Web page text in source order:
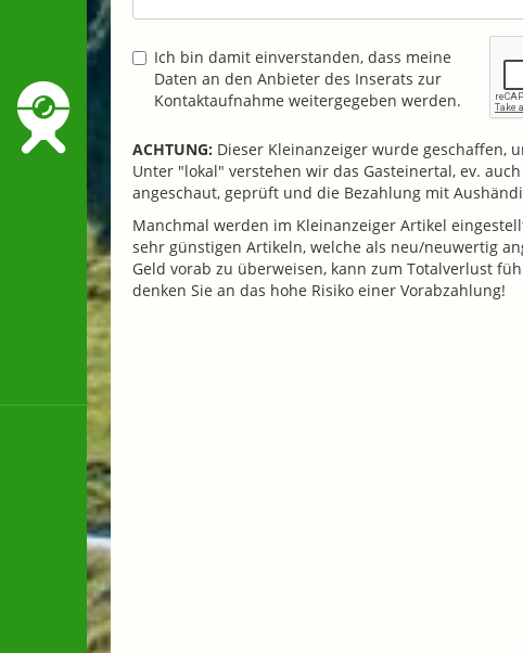
Ich bin damit einverstanden, dass meine
Daten an den Anbieter des Inserats zur
Kontaktaufnahme weitergegeben werden.
ACHTUNG: Dieser Kleinanzeiger wurde geschaffen,
Unter "lokal" verstehen wir das Gasteinertal, ev.
angeschaut, geprüft und die Bezahlung mit
Manchmal werden im Kleinanzeiger Artikel
sehr günstigen Artikeln, welche als neu/neuwertig
Geld vorab zu überweisen, kann zum Totalverlust
denken Sie an das hohe Risiko einer Vorabzahlung!